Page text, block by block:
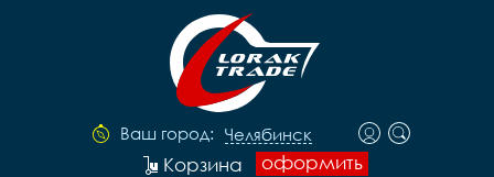
Ваш город: Челябинск
оформить
Корзина